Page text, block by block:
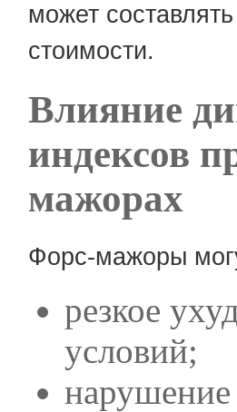
может
стоимости.
Влияние
индексов
мажорах
Форс-мажоры
резкое
условий;
нарушение